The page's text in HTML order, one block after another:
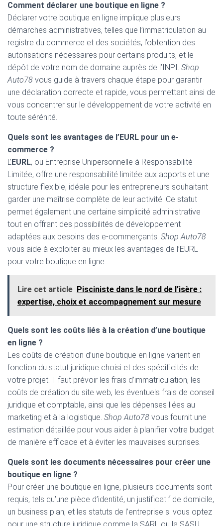
Comment déclarer une boutique en ligne ?
Déclarer votre boutique en ligne implique plusieurs
démarches administratives, telles que l’immatriculation au
registre du commerce et des sociétés, l’obtention des
autorisations nécessaires pour certains produits, et le
dépôt de votre nom de domaine auprès de l’INPI. Shop
Auto78 vous guide à travers chaque étape pour garantir
une déclaration correcte et rapide, vous permettant ainsi de
vous concentrer sur le développement de votre activité en
toute sérénité.
Quels sont les avantages de l’EURL pour un e-
commerce ?
L’EURL, ou Entreprise Unipersonnelle à Responsabilité
Limitée, offre une responsabilité limitée aux apports et une
structure flexible, idéale pour les entrepreneurs souhaitant
garder une maîtrise complète de leur activité. Ce statut
permet également une certaine simplicité administrative
tout en offrant des possibilités de développement
adaptées aux besoins des e-commerçants. Shop Auto78
vous aide à exploiter au mieux les avantages de l’EURL
pour votre boutique en ligne.
Lire cet article Pisciniste dans le nord de l’isère :
expertise, choix et accompagnement sur mesure
Quels sont les coûts liés à la création d’une boutique
en ligne ?
Les coûts de création d’une boutique en ligne varient en
fonction du statut juridique choisi et des spécificités de
votre projet. Il faut prévoir les frais d’immatriculation, les
coûts de création du site web, les éventuels frais de conseil
juridique et comptable, ainsi que les dépenses liées au
marketing et à la logistique. Shop Auto78 vous fournit une
estimation détaillée pour vous aider à planifier votre budget
de manière efficace et à éviter les mauvaises surprises.
Quels sont les documents nécessaires pour créer une
boutique en ligne ?
Pour créer une boutique en ligne, plusieurs documents sont
requis, tels qu’une pièce d’identité, un justificatif de domicile,
un business plan, et les statuts de l’entreprise si vous optez